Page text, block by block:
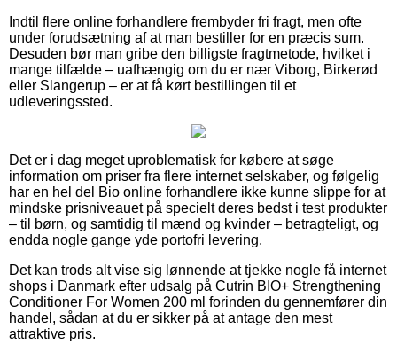
Indtil flere online forhandlere frembyder fri fragt, men ofte
under forudsætning af at man bestiller for en præcis sum.
Desuden bør man gribe den billigste fragtmetode, hvilket i
mange tilfælde – uafhængig om du er nær Viborg, Birkerød
eller Slangerup – er at få kørt bestillingen til et
udleveringssted.
Det er i dag meget uproblematisk for købere at søge
information om priser fra flere internet selskaber, og følgelig
har en hel del Bio online forhandlere ikke kunne slippe for at
mindske prisniveauet på specielt deres bedst i test produkter
– til børn, og samtidig til mænd og kvinder – betragteligt, og
endda nogle gange yde portofri levering.
Det kan trods alt vise sig lønnende at tjekke nogle få internet
shops i Danmark efter udsalg på Cutrin BIO+ Strengthening
Conditioner For Women 200 ml forinden du gennemfører din
handel, sådan at du er sikker på at antage den mest
attraktive pris.